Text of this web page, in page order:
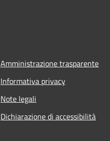
Amministrazione trasparente
Informativa privacy
Note legali
Dichiarazione di accessibilità